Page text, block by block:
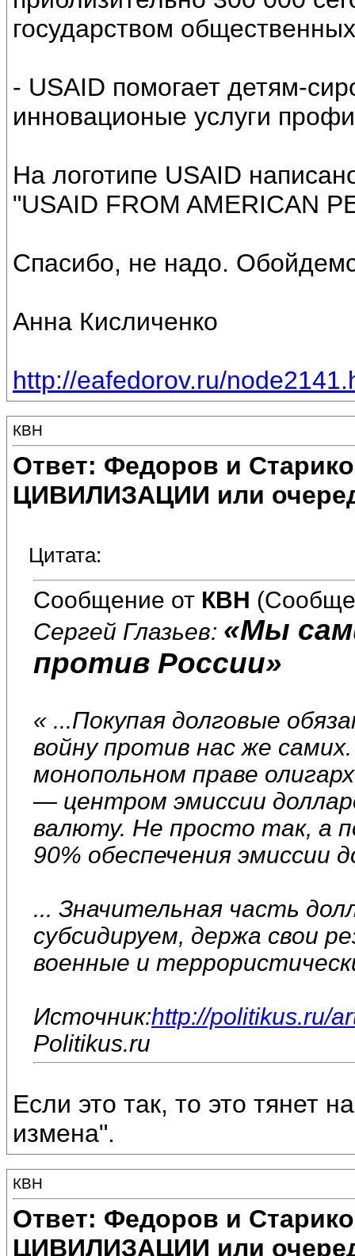
государством
- USAID помогает детям-
инновационые услуги
На логотипе USAID
"USAID FROM AMERICAN
Спасибо, не надо.
Анна Кисличенко
http://eafedorov.ru/
КВН
Ответ: Федоров и
ЦИВИЛИЗАЦИИ или
Цитата:
Сообщение от КВН
Сергей Глазьев: «Мы
против России»
« ...Покупая долговые
войну против нас же
монопольном праве
— центром эмиссии
валюту. Не просто так, а
90% обеспечения эмиссии
... Значительная часть
субсидируем, держа свои
военные и
Источник:http://politikus.ru/
Politikus.ru
Если это так, то это тянет
измена".
КВН
Ответ: Федоров и
ЦИВИЛИЗАЦИИ или